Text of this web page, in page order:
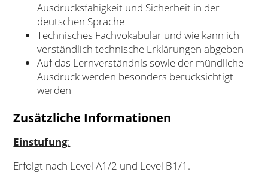
Ausdrucksfähigkeit und Sicherheit in der
deutschen Sprache
Technisches Fachvokabular und wie kann ich
verständlich technische Erklärungen abgeben
Auf das Lernverständnis sowie der mündliche
Ausdruck werden besonders berücksichtigt
werden
Zusätzliche Informationen
Einstufung:
Erfolgt nach Level A1/2 und Level B1/1.